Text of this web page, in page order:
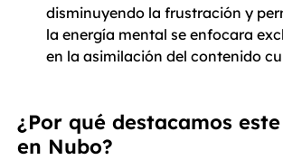
disminuyendo la frustración y
la energía mental se enfocara
en la asimilación del contenido
¿Por qué destacamos
en Nubo?